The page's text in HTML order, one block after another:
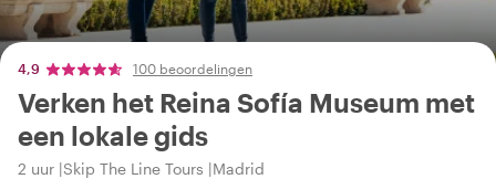
4,9 100 beoordelingen
Verken het Reina Sofía Museum met
een lokale gids
2 uur Skip The Line Tours Madrid